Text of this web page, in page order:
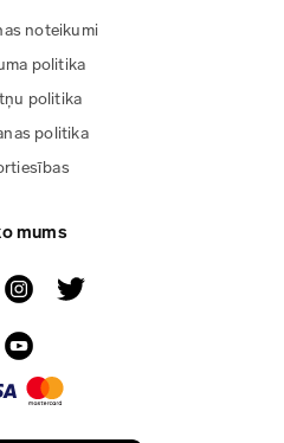
noteikumi
politika
politika
politika
mums